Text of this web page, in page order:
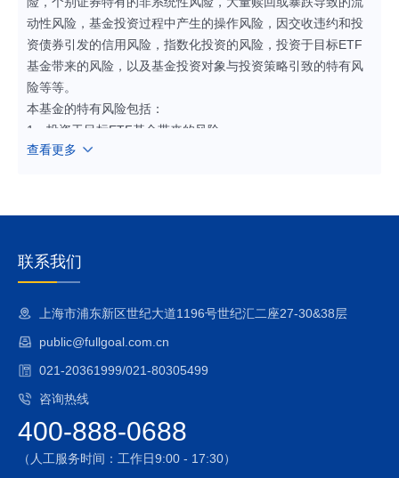
动性风险，基金投资过程中产生的操作风险，因交收违约和投
资债券引发的信用风险，指数化投资的风险，投资于目标ETF
基金带来的风险，以及基金投资对象与投资策略引致的特有风
险等等。
本基金的特有风险包括：
1、投资于目标ETF基金带来的风险
本基金为目标ETF联接基金，投资于目标ETF的比例不得低于
场交易价格折溢价的风险、参考IOPV决策和IOPV计算错误的风
规则带来的风险、基金份额赎回对价的变现风险、套利风险、
申购赎回清单差错风险、第三方机构服务的风险及投资特定品
2、指数化投资的风险
本基金的指数化投资风险包括标的指数的风险、跟踪误差控制
未达约定目标的风险、成份股停牌的风险和指数编制机构停止
3、股指期货、国债期货的投资风险
本基金可按照基金合同的约定投资股指期货、国债期货。期货
市场与现货市场不同，采取保证金交易，风险较现货市场更
查看更多
联系我们
上海市浦东新区世纪大道1196号世纪汇二座27-30&38层
public@fullgoal.com.cn
021-20361999/021-80305499
咨询热线
400-888-0688
（人工服务时间：工作日9:00 - 17:30）